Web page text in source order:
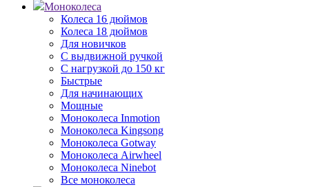
Моноколеса
Колеса 16 дюймов
Колеса 18 дюймов
Для новичков
С выдвижной ручкой
С нагрузкой до 150 кг
Быстрые
Для начинающих
Мощные
Моноколеса Inmotion
Моноколеса Kingsong
Моноколеса Gotway
Моноколеса Airwheel
Моноколеса Ninebot
Все моноколеса